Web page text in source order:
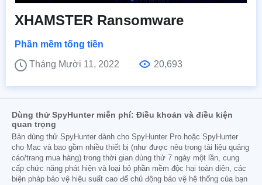
XHAMSTER Ransomware
Phần mềm tống tiền
Tháng Mười 11, 2022
20,693
Dùng thử SpyHunter miễn phí: Điều khoản và điều kiện
quan trọng
Bản dùng thử SpyHunter dành cho SpyHunter Pro hoặc SpyHunter
cho Mac và bao gồm nhiều thiết bị (như được nêu trong tài liệu quảng
cáo/trang mua hàng) trong thời gian dùng thử 7 ngày một lần, cung
cấp chức năng phát hiện và loại bỏ phần mềm độc hại toàn diện, các
biện pháp bảo vệ hiệu suất cao để chủ động bảo vệ hệ thống của bạn